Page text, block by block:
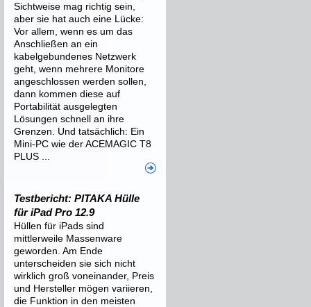
Sichtweise mag richtig sein,
aber sie hat auch eine Lücke:
Vor allem, wenn es um das
Anschließen an ein
kabelgebundenes Netzwerk
geht, wenn mehrere Monitore
angeschlossen werden sollen,
dann kommen diese auf
Portabilität ausgelegten
Lösungen schnell an ihre
Grenzen. Und tatsächlich: Ein
Mini-PC wie der ACEMAGIC T8
PLUS ...
Testbericht: PITAKA Hülle
für iPad Pro 12.9
Hüllen für iPads sind
mittlerweile Massenware
geworden. Am Ende
unterscheiden sie sich nicht
wirklich groß voneinander, Preis
und Hersteller mögen variieren,
die Funktion in den meisten